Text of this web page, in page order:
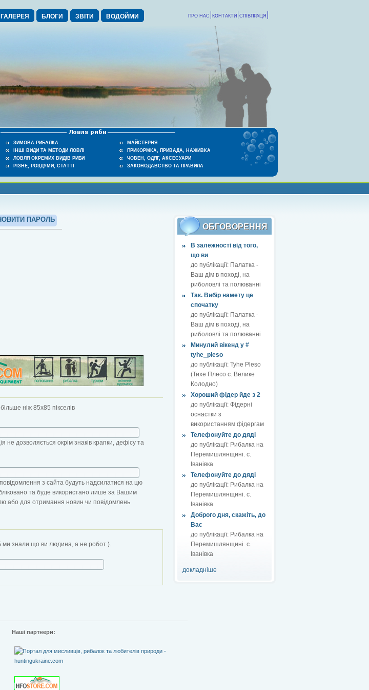
ГАЛЕРЕЯ БЛОГИ ЗВІТИ ВОДОЙМИ СПІВПРАЦЯ
КОНТАКТИ
ПРО НАС
ЗИМОВА РИБАЛКА
ІНШІ ВИДИ ТА МЕТОДИ ЛОВЛІ
ЛОВЛЯ ОКРЕМИХ ВИДІВ РИБИ
РІЗНЕ, РОЗДУМИ, СТАТТІ
МАЙСТЕРНЯ
ПРИКОРМКА, ПРИВАДА, НАЖИВКА
ЧОВЕН, ОДЯГ, АКСЕСУАРИ
ЗАКОНОДАВСТВО ТА ПРАВИЛА
ПАРОЛЬ
ОБГОВОРЕННЯ
В залежності від того,
що ви
до публікації: Палатка -
Ваш дім в поході, на
риболовлі та полюванні
Так. Вибір намету це
спочатку
до публікації: Палатка -
Ваш дім в поході, на
риболовлі та полюванні
Минулий вікенд у #
tyhe_pleso
до публікації: Tyhe Pleso
(Тихе Плесо с. Велике
Колодно)
Хороший фідер йде з 2
до публікації: Фідерні
оснастки з
використанням фідергам
Телефонуйте до дяді
до публікації: Рибалка на
Перемишлянщині. с.
Іванівка
Телефонуйте до дяді
до публікації: Рибалка на
Перемишлянщині. с.
Іванівка
Доброго дня, скажіть, до
Вас
до публікації: Рибалка на
Перемишлянщині. с.
Іванівка
докладніше
ніж 85x85 пікселів
не дозволяється окрім знаків крапки, дефісу та
з сайта будуть надсилатися на цю
та буде використано лише за Вашим
або для отримання новин чи повідомлень
ми знали що ви людина, а не робот ).
Наші партнери: